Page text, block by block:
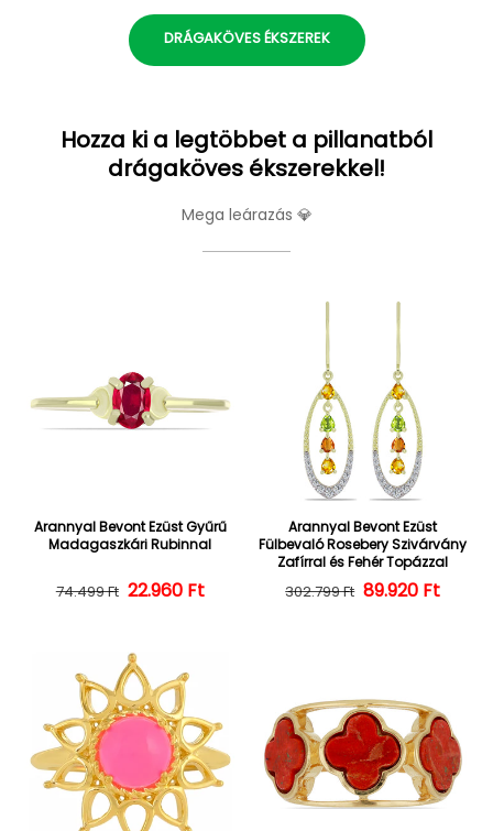
DRÁGAKÖVES ÉKSZEREK
Hozza ki a legtöbbet a pillanatból
drágaköves ékszerekkel!
Mega leárazás 💎
Arannyal Bevont Ezüst Gyűrű
Madagaszkári Rubinnal
Normál ár
74.499 Ft Kedvezményes ár
22.960 Ft
Arannyal Bevont Ezüst
Fülbevaló Rosebery Szivárvány
Zafírral és Fehér Topázzal
Normál ár
302.799 Ft 89.920 Ft